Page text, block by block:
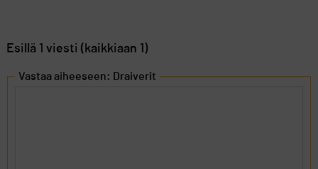
Esillä 1 viesti (kaikkiaan 1)
Vastaa aiheeseen: Draiverit